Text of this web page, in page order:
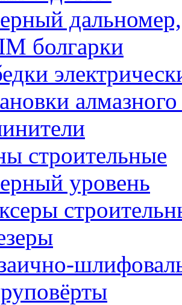
дальномер,
болгарки
строительные
уровень